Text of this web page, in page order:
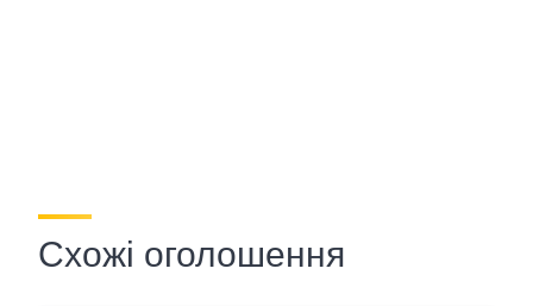
Схожі оголошення